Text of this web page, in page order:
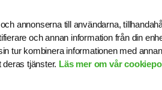
annonserna till användarna,
och annan information från din
tur kombinera informationen med
tjänster. Läs mer om vår
att du blir en del av en
att utvecklas
får tillgång till vårt stora
en unik möjlighet att ta